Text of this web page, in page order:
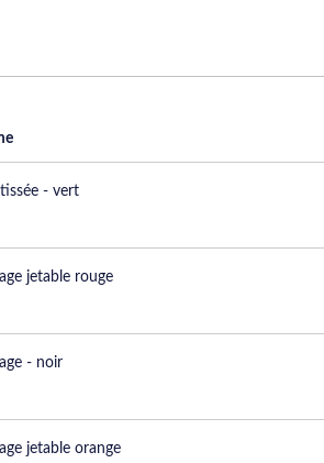
- vert
jetable rouge
- noir
jetable orange